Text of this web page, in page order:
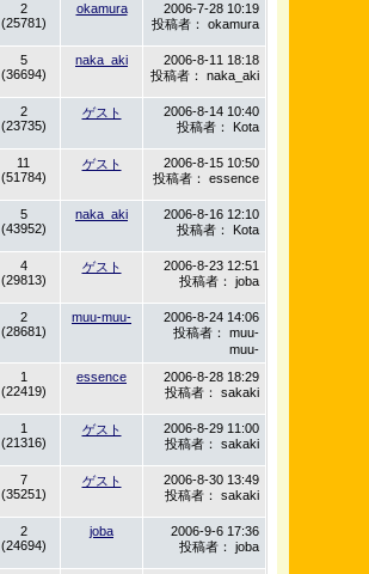
2
(25781)
okamura
2006-7-28 10:19
投稿者： okamura
5
(36694)
naka_aki
2006-8-11 18:18
投稿者： naka_aki
2
(23735)
ゲスト
2006-8-14 10:40
投稿者： Kota
11
(51784)
ゲスト
2006-8-15 10:50
投稿者： essence
5
(43952)
naka_aki
2006-8-16 12:10
投稿者： Kota
4
(29813)
ゲスト
2006-8-23 12:51
投稿者： joba
2
(28681)
muu-muu-
2006-8-24 14:06
投稿者： muu-
muu-
1
(22419)
essence
2006-8-28 18:29
投稿者： sakaki
1
(21316)
ゲスト
2006-8-29 11:00
投稿者： sakaki
7
(35251)
ゲスト
2006-8-30 13:49
投稿者： sakaki
2
(24694)
joba
2006-9-6 17:36
投稿者： joba